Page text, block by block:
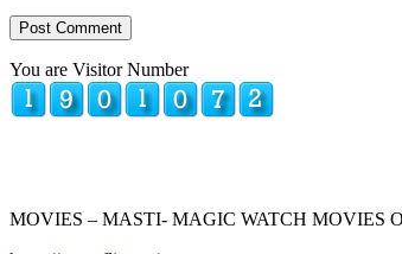
You are Visitor Number
MOVIES – MASTI- MAGIC WATCH MOVIES